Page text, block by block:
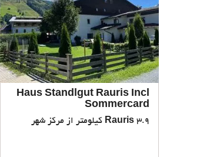
Haus Standlgut Rauris Incl
Sommercard
Rauris 3.9 کیلومتر از مرکز شهر